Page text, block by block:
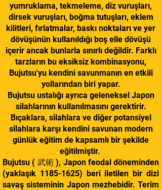
yumruklama, tekmeleme, diz vuruşları,
dirsek vuruşları, boğma tutuşları, eklem
kilitleri, fırlatmalar, baskı noktaları ve yer
dövüşünün kullanıldığı boş elle dövüşü
içerir ancak bunlarla sınırlı değildir. Farklı
tarzların bu eksiksiz kombinasyonu,
Bujutsu'yu kendini savunmanın en etkili
yollarından biri yapar.
Bujutsu ustalığı ayrıca geleneksel Japon
silahlarının kullanılmasını gerektirir.
Bıçaklara, silahlara ve diğer potansiyel
silahlara karşı kendini savunan modern
günlük eğitim de kapsamlı bir şekilde
eğitilmiştir.
Bujutsu ( 武術 ), Japon feodal döneminden
(yaklaşık 1185-1625) beri iletilen bir dizi
savaş sisteminin Japon mezhebidir. Terim